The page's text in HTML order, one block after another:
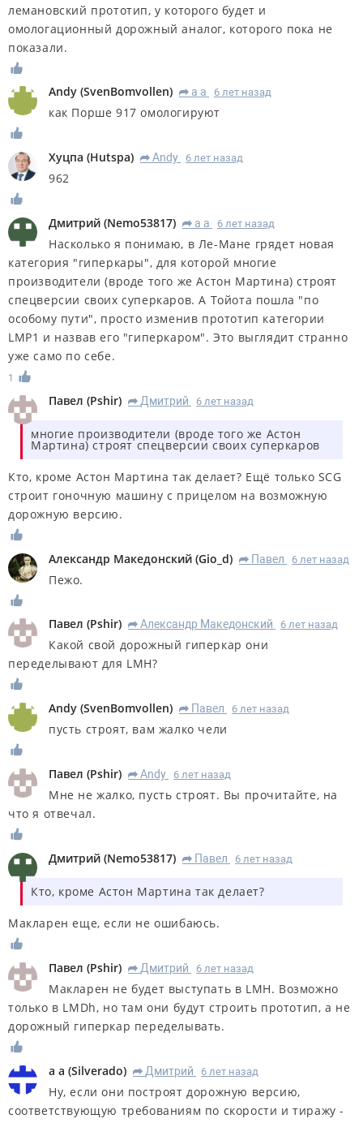
лемановский прототип, у которого будет и
омологационный дорожный аналог, которого пока не
показали.
Andy (SvenBomvollen) R а а 6 лет назад
как Порше 917 омологируют
Хуцпа (Hutspa) R Andy 6 лет назад
962
Дмитрий (Nemo53817) R а а 6 лет назад
Насколько я понимаю, в Ле-Мане грядет новая
категория "гиперкары", для которой многие
производители (вроде того же Астон Мартина) строят
спецверсии своих суперкаров. А Тойота пошла "по
особому пути", просто изменив прототип категории
LMP1 и назвав его "гиперкаром". Это выглядит странно
уже само по себе.
1
Павел (Pshir) R Дмитрий 6 лет назад
многие производители (вроде того же Астон
Мартина) строят спецверсии своих суперкаров
Кто, кроме Астон Мартина так делает? Ещё только SCG
строит гоночную машину с прицелом на возможную
дорожную версию.
Александр Македонский (Gio_d) R Павел 6 лет назад
Пежо.
Павел (Pshir) R Александр Македонский 6 лет назад
Какой свой дорожный гиперкар они
переделывают для LMH?
Andy (SvenBomvollen) R Павел 6 лет назад
пусть строят, вам жалко чели
Павел (Pshir) R Andy 6 лет назад
Мне не жалко, пусть строят. Вы прочитайте, на
что я отвечал.
Дмитрий (Nemo53817) R Павел 6 лет назад
Кто, кроме Астон Мартина так делает?
Макларен еще, если не ошибаюсь.
Павел (Pshir) R Дмитрий 6 лет назад
Макларен не будет выступать в LMH. Возможно
только в LMDh, но там они будут строить прототип, а не
дорожный гиперкар переделывать.
а а (Silverado) R Дмитрий 6 лет назад
Ну, если они построят дорожную версию,
соответствующую требованиям по скорости и тиражу -